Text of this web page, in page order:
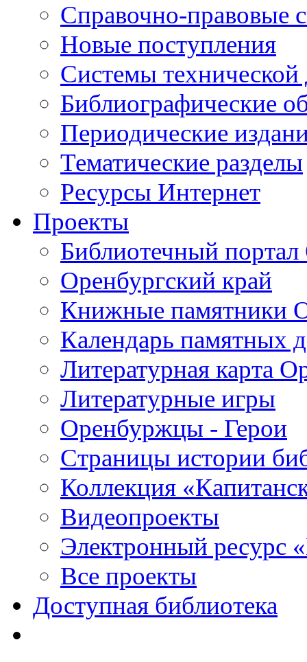
Справочно-правовые
Новые поступления
Cистемы
Библиографические
Периодические
Тематические разделы
Ресурсы Интернет
Проекты
Библиотечный портал
Оренбургский край
Книжные памятники
Календарь памятных
Литературная карта
Литературные игры
Оренбуржцы - Герои
Страницы истории
Коллекция
Видеопроекты
Электронный ресурс
Все проекты
Доступная библиотека